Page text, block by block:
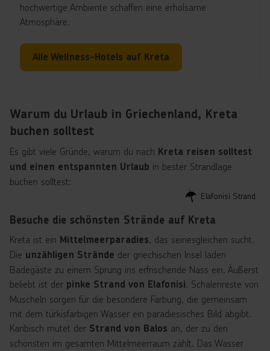
hochwertige Ambiente schaffen eine erholsame
Atmosphäre.
Alle Wellness-Hotels auf Kreta
Warum du Urlaub in Griechenland, Kreta
buchen solltest
Es gibt viele Gründe, warum du nach Kreta reisen solltest
und einen entspannten Urlaub in bester Strandlage
buchen solltest:
Elafonisi Strand
Besuche die schönsten Strände auf Kreta
Kreta ist ein Mittelmeerparadies, das seinesgleichen sucht.
Die unzähligen Strände der griechischen Insel laden
Badegäste zu einem Sprung ins erfrischende Nass ein. Äußerst
beliebt ist der pinke Strand von Elafonisi. Schalenreste von
Muscheln sorgen für die besondere Färbung, die gemeinsam
mit dem türkisfarbigen Wasser ein paradiesisches Bild abgibt.
Karibisch mutet der Strand von Balos an, der zu den
schönsten im gesamten Mittelmeerraum zählt. Das Wasser